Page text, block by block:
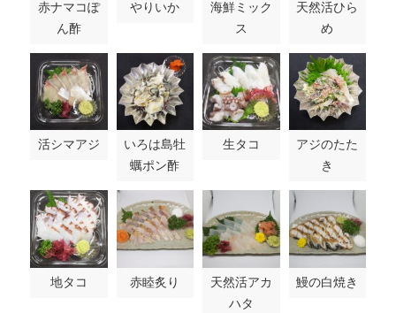
赤ナマコぽ
ん酢
やりいか
海鮮ミック
ス
天然活ひら
め
活シマアジ
いろは島牡
蠣ポン酢
生タコ
アジのたた
き
地タコ 赤睦炙り
天然活アカ
ハタ
鰻の白焼き